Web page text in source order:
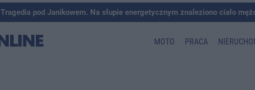
Tragedia pod Janikowem. Na słupie energetycznym znaleziono ciało
MOTO PRACA